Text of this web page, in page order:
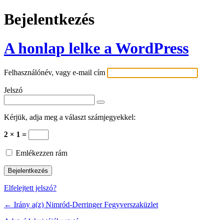
Bejelentkezés
A honlap lelke a WordPress
Felhasználónév, vagy e-mail cím
Jelszó
Kérjük, adja meg a választ számjegyekkel:
2 × 1 =
Emlékezzen rám
Elfelejtett jelszó?
← Irány a(z) Nimród-Derringer Fegyverszaküzlet